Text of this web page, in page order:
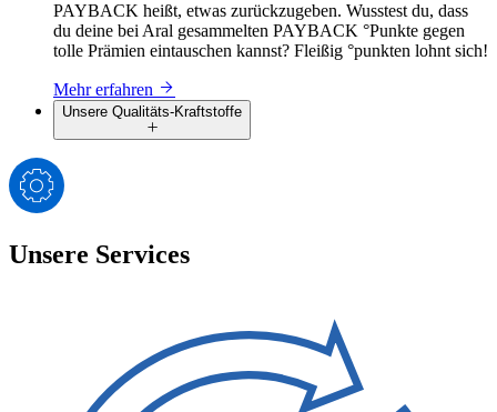
PAYBACK heißt, etwas zurückzugeben. Wusstest du, dass
du deine bei Aral gesammelten PAYBACK °Punkte gegen
tolle Prämien eintauschen kannst? Fleißig °punkten lohnt sich!
Mehr erfahren
Unsere Qualitäts-Kraftstoffe
Unsere Services